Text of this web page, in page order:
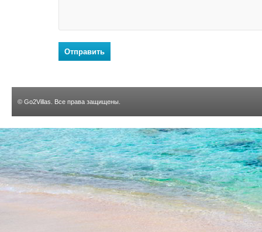
Отправить
© Go2Villas . Все права защищены.